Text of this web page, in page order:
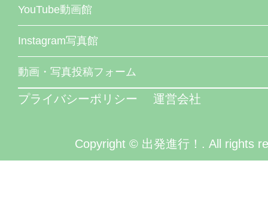
YouTube動画館
Instagram写真館
動画・写真投稿フォーム
プライバシーポリシー 運営会社
Copyright © 出発進行！. All rights